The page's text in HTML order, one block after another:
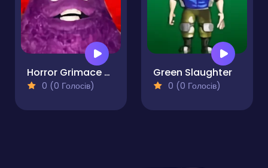
Horror Grimace Burn or Die
0 (0 Голосів)
Green Slaughter
0 (0 Голосів)